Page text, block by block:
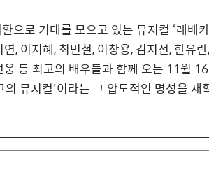
으로 기대를 모으고 있는 뮤지컬 ‘레베카
연,이지혜,최민철,이창용,김지선,한유란,
웅 등 최고의 배우들과 함께 오는 11월 16
의 뮤지컬'이라는 그 압도적인 명성을 재